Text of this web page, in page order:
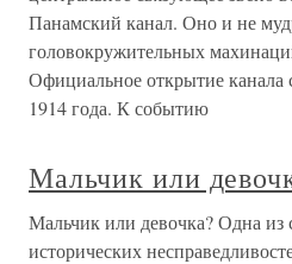
Панамский канал. Оно и не
головокружительных
Официальное открытие канала
1914 года. К событию
Мальчик или
Мальчик или девочка? Одна
исторических